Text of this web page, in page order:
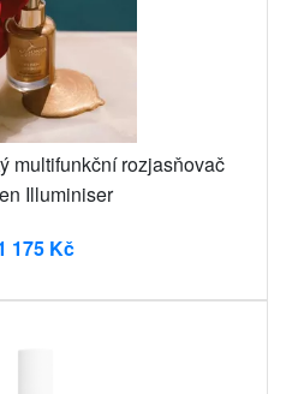
multifunkční rozjasňovač
Illuminiser
175 Kč